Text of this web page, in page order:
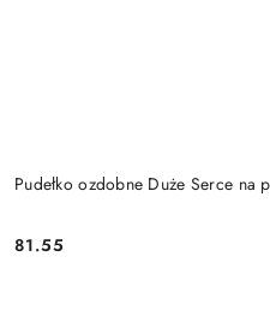
Pudełko ozdobne Duże Serce na
Cena:
81.55